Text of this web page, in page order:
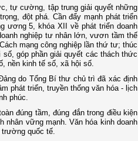
tự cường, tập trung giải quyết những
đột phá. Cần đẩy mạnh phát triển
ương 5, khóa XII về phát triển doanh
nghiệp tư nhân lớn, vươn tầm thế
mạng công nghiệp lần thứ tư; thúc
góp phần giải quyết các thách thức
nền kinh tế số, xã hội số.
do Tổng Bí thư chủ trì đã xác định
phát triển, truyền thống văn hóa - lịch
phúc.
đúng tầm, đúng đắn trong điều kiện
nhân vững mạnh. Văn hóa kinh doanh
quốc tế.